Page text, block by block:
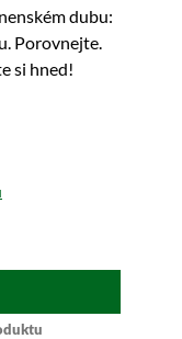
dubu:
Porovnejte.
si hned!